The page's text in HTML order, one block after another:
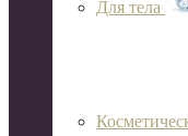
Для тела